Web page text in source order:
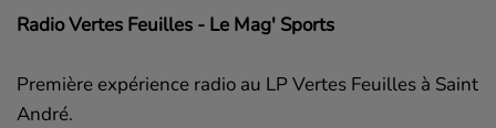
Radio Vertes Feuilles - Le Mag' Sports
Première expérience radio au LP Vertes Feuilles à Saint
André.